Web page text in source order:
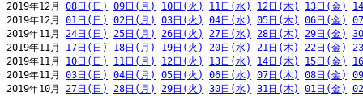
2019年12月 08日(日) 09日(月) 10日(火) 11日(水) 12日(木) 13日(金)
2019年12月 01日(日) 02日(月) 03日(火) 04日(水) 05日(木) 06日(金)
2019年11月 24日(日) 25日(月) 26日(火) 27日(水) 28日(木) 29日(金)
2019年11月 17日(日) 18日(月) 19日(火) 20日(水) 21日(木) 22日(金)
2019年11月 10日(日) 11日(月) 12日(火) 13日(水) 14日(木) 15日(金)
2019年11月 03日(日) 04日(月) 05日(火) 06日(水) 07日(木) 08日(金)
2019年10月 27日(日) 28日(月) 29日(火) 30日(水) 31日(木) 01日(金)